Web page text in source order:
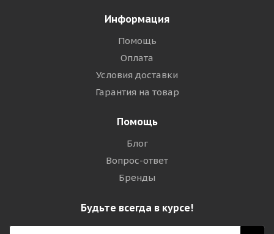
Информация
Помощь
Оплата
Условия доставки
Гарантия на товар
Помощь
Блог
Вопрос-ответ
Бренды
Будьте всегда в курсе!